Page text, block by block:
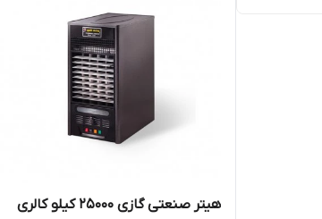
هیتر صنعتی گازی 25000 کیلو کالری